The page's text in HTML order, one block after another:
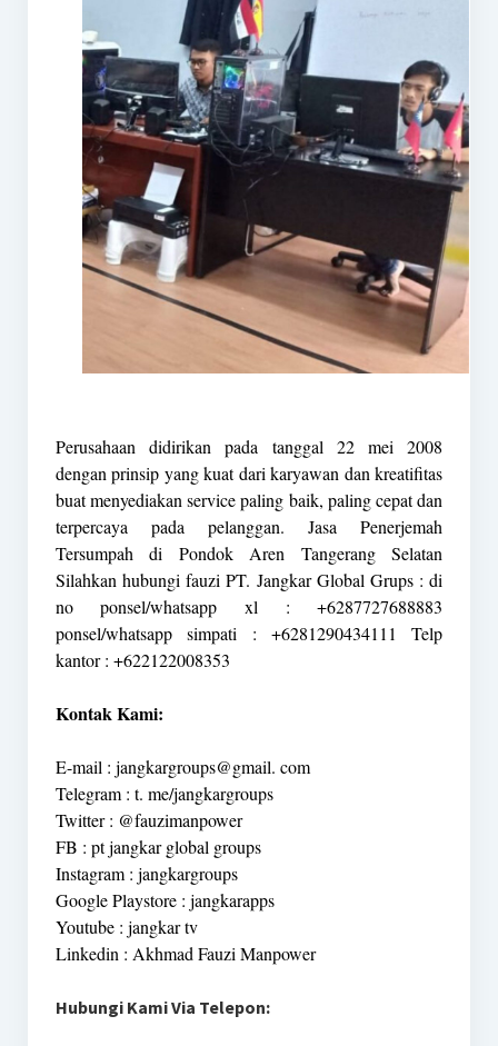
Perusahaan didirikan pada tanggal 22 mei 2008
dengan prinsip yang kuat dari karyawan dan kreatifitas
buat menyediakan service paling baik, paling cepat dan
terpercaya pada pelanggan. Jasa Penerjemah
Tersumpah di Pondok Aren Tangerang Selatan
Silahkan hubungi fauzi PT. Jangkar Global Grups : di
no ponsel/whatsapp xl : +6287727688883
ponsel/whatsapp simpati : +6281290434111 Telp
kantor : +622122008353
Kontak Kami:
E-mail : jangkargroups@gmail. com
Telegram : t. me/jangkargroups
Twitter : @fauzimanpower
FB : pt jangkar global groups
Instagram : jangkargroups
Google Playstore : jangkarapps
Youtube : jangkar tv
Linkedin : Akhmad Fauzi Manpower
Hubungi Kami Via Telepon: